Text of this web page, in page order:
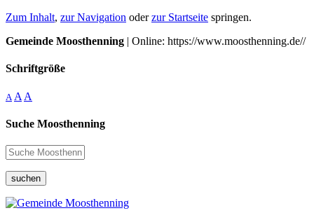
Zum Inhalt, zur Navigation oderzur Startseite springen.
Gemeinde Moosthenning | Online: https://www.moosthenning.de//
Schriftgröße
A A A
Suche Moosthenning
suchen